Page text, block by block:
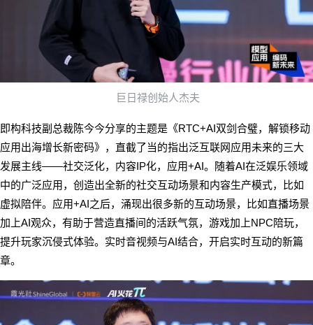
巨日禄创始人杰夫
即构科技副总裁陈今今分享的主题是《RTC+AI双剑合璧，解锁移动
应用出海增长新密码》，直截了当的指出泛互联网应用未来的三大
发展主线——社交泛化，内容IP化，应用+AI。随着AI在泛娱乐领域
中的广泛应用，创造出全新的社交互动场景和内容生产模式，比如
虚拟陪伴。应用+AI之后，涌现出很多新的互动场景，比如直播场景
加上AI观众，有助于营造直播间的活跃气氛，游戏加上NPC陪玩，
提升玩家沉侵式体验。实时音视频与AI结合，开启实时互动的新篇
章。